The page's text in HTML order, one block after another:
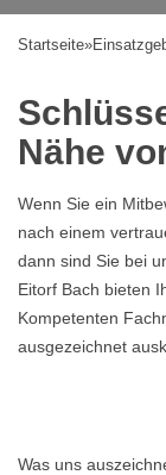
Startseite»
Nähe
Wenn Sie ein
nach einem
dann sind Sie bei
Eitorf Bach bieten
Kompetenten
ausgezeichnet
Was uns